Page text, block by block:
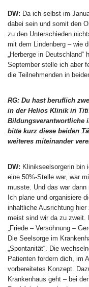
DW: Da ich selbst im
dabei sein und somit den
zu den Unterschieden
mit dem Lindenberg – wie
„Herberge in
September stelle ich aber
die Teilnehmenden in
RG: Du hast beruflich
in der Helios Klinik in
Bildungsverantwortliche
bitte kurz diese beiden
weiteres miteinander
DW: Klinikseelsorgerin bin
eine 50%-Stelle war, war
musste. Und das war dann
Ich plane und organisiere
inhaltliche Ausrichtung
meist sind wir da zu zweit.
„Friede – Versöhnung –
Die Seelsorge im
„Spontanität“. Die
Patienten fordern dich, im
vorbereitetes Konzept.
Krankenhaus geht – bei